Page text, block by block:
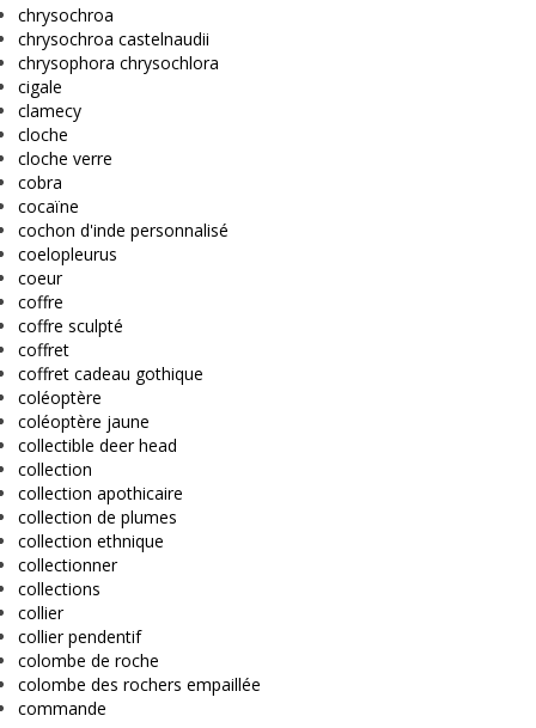
chrysochroa
chrysochroa castelnaudii
chrysophora chrysochlora
cigale
clamecy
cloche
cloche verre
cobra
cocaïne
cochon d'inde personnalisé
coelopleurus
coeur
coffre
coffre sculpté
coffret
coffret cadeau gothique
coléoptère
coléoptère jaune
collectible deer head
collection
collection apothicaire
collection de plumes
collection ethnique
collectionner
collections
collier
collier pendentif
colombe de roche
colombe des rochers empaillée
commande